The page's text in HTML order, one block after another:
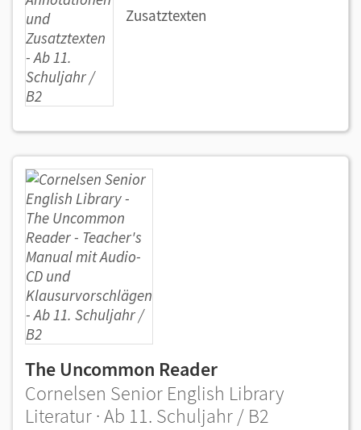
Zusatztexten
The Uncommon Reader
Cornelsen Senior English Library
Literatur · Ab 11. Schuljahr / B2